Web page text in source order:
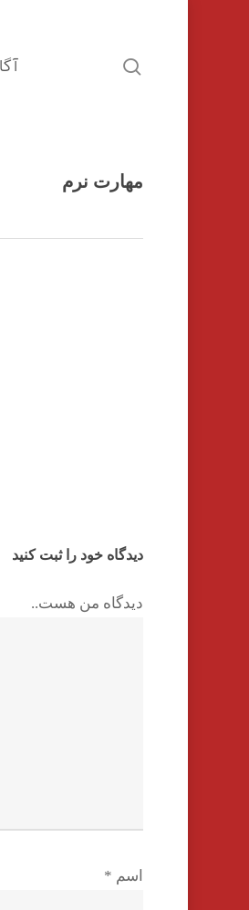
search
مهارت نرم
دیدگاه خود را ثبت کنید
دیدگاه من هست..
اسم *